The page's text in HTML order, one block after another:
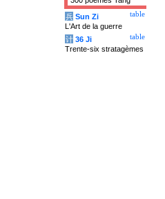
table
兵 Sun Zi
L'Art de la guerre
table
计 36 Ji
Trente-six stratagèmes